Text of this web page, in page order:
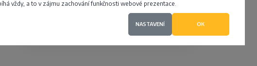
vždy, a to v zájmu zachování funkčnosti webové prezentace.
NASTAVENÍ OK
4,3